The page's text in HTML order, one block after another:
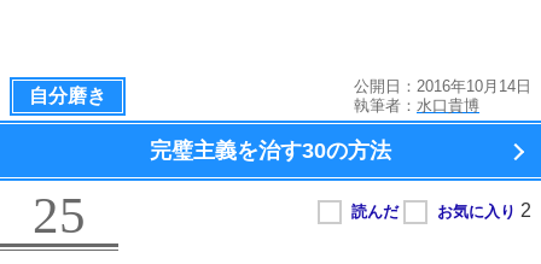
自分磨き
公開日：2016年10月14日
執筆者： 水口貴博
完璧主義を治す30の方法
25